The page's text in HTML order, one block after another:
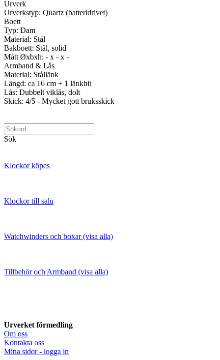
Urverk
Urverkstyp: Quartz (batteridrivet)
Boett
Typ: Dam
Material: Stål
Bakboett: Stål, solid
Mått Øxbxh: - x - x -
Armband & Lås
Material: Stållänk
Längd: ca 16 cm + 1 länkbit
Lås: Dubbelt viklås, dolt
Skick: 4/5 - Mycket gott bruksskick
Sök
Klockor köpes
Klockor till salu
Watchwinders och boxar (visa alla)
Tillbehör och Armband (visa alla)
Urverket förmedling
Om oss
Kontakta oss
Mina sidor - logga in